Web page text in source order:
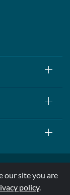
Reserved
our site you are
policy.